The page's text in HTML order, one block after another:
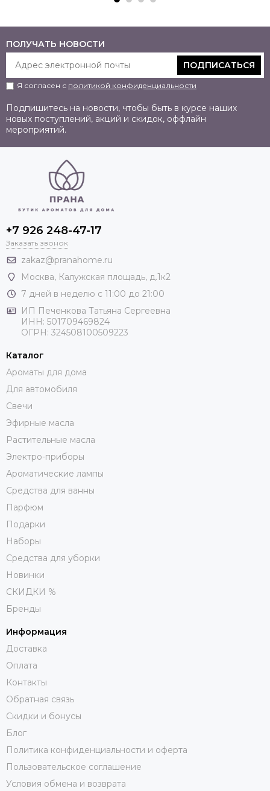
ПОЛУЧАТЬ НОВОСТИ
ПОДПИСАТЬСЯ
Я согласен с политикой конфиденциальности
Подпишитесь на новости, чтобы быть в курсе наших
новых поступлений, акций и скидок, оффлайн
мероприятий.
+7 926 248-47-17
Заказать звонок
zakaz@pranahome.ru
Москва, Калужская площадь, д.1к2
7 дней в неделю с 11:00 до 21:00
ИП Печенкова Татьяна Сергеевна
ИНН: 501709469824
ОГРН: 324508100509223
Каталог
Ароматы для дома
Для автомобиля
Свечи
Эфирные масла
Растительные масла
Электро-приборы
Ароматические лампы
Средства для ванны
Парфюм
Подарки
Наборы
Средства для уборки
Новинки
СКИДКИ %
Бренды
Информация
Доставка
Оплата
Контакты
Обратная связь
Скидки и бонусы
Блог
Политика конфиденциальности и оферта
Пользовательское соглашение
Условия обмена и возврата